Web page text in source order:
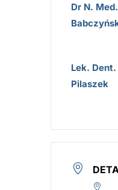
Dr N.
Lek.
Pilaszek